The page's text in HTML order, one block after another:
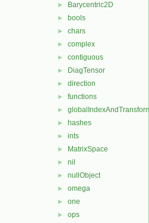
► Barycentric2D
► bools
► chars
► complex
► contiguous
► DiagTensor
► direction
► functions
► globalIndexAndTransform
► hashes
► ints
► MatrixSpace
► nil
► nullObject
► omega
► one
► ops